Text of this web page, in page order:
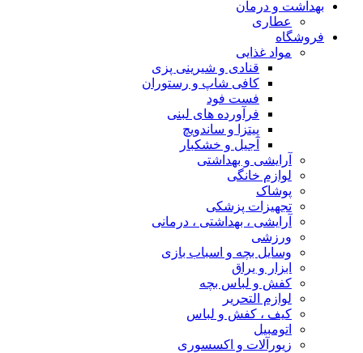
بهداشت و درمان
عطاری
فروشگاه
مواد غذایی
قنادی و شیرینی پزی
کافی شاپ و رستوران
فست فود
فرآورده های لبنی
پیتزا و ساندویچ
آجیل و خشکبار
آرایشی و بهداشتی
لوازم خانگی
پوشاک
تجهیزات پزشکی
آرایشی ، بهداشتی ، درمانی
ورزشی
وسایل بچه و اسباب بازی
ابزار و یراق
کفش و لباس بچه
لوازم التحریر
کیف ، کفش و لباس
اتومبیل
زیورآلات و اکسسوری